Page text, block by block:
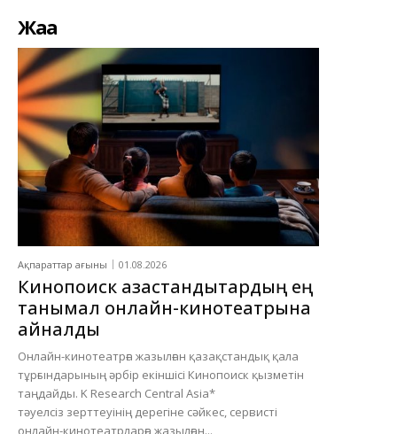
Жаңа
Ақпараттар ағыны 01.08.2026
Кинопоиск қазақстандықтардың ең
танымал онлайн-кинотеатрына
айналды
Онлайн-кинотеатрға жазылған қазақстандық қала
тұрғындарының әрбір екіншісі Кинопоиск қызметін
таңдайды. K Research Central Asia*
тәуелсіз зерттеуінің дерегіне сәйкес, сервисті
онлайн-кинотеатрларға жазылған...